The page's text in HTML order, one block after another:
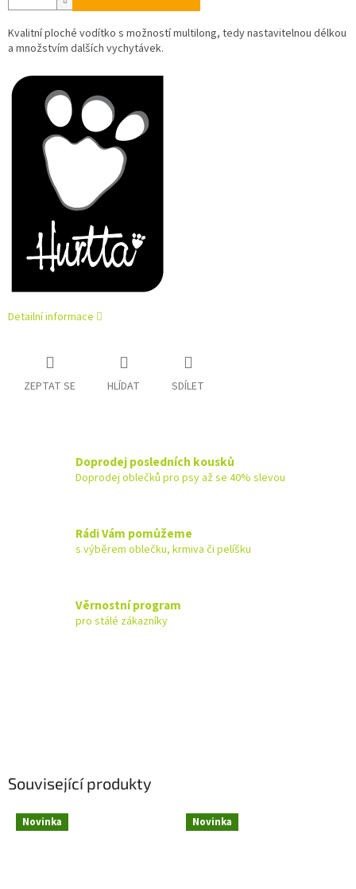
Kvalitní ploché vodítko s možností multilong, tedy nastavitelnou délkou
a množstvím dalších vychytávek.
Detailní informace
ZEPTAT SE HLÍDAT SDÍLET
Doprodej posledních kousků
Doprodej oblečků pro psy až se 40% slevou
Rádi Vám pomůžeme
s výběrem oblečku, krmiva či pelíšku
Věrnostní program
pro stálé zákazníky
Související produkty
Novinka Novinka